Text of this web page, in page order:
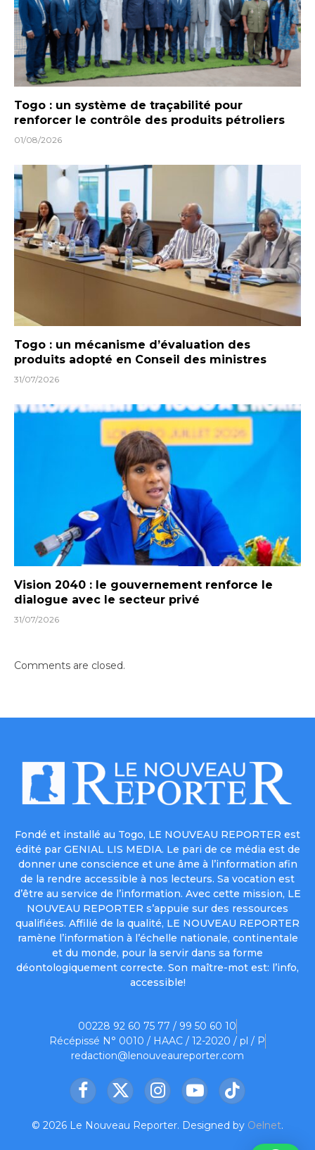
Togo : un système de traçabilité pour
renforcer le contrôle des produits pétroliers
01/08/2026
Togo : un mécanisme d’évaluation des
produits adopté en Conseil des ministres
31/07/2026
Vision 2040 : le gouvernement renforce le
dialogue avec le secteur privé
31/07/2026
Comments are closed.
Fondé et installé au Togo, LE NOUVEAU REPORTER est
édité par GENIAL LIS MEDIA. Le pari de ce média est de
donner une conscience et une âme à l’information afin
de la rendre accessible à nos lecteurs. Sa vocation est
d’être au service de l’information. Avec cette mission, LE
NOUVEAU REPORTER s’appuie sur des ressources
qualifiées. Affilié de la qualité, LE NOUVEAU REPORTER
ramène l’information à l’échelle nationale, continentale
et du monde, pour la servir dans sa forme
déontologiquement correcte. Son maître-mot est: l’info,
accessible!
00228 92 60 75 77 / 99 50 60 10
Récépissé N° 0010 / HAAC / 12-2020 / pl / P
redaction@lenouveaureporter.com
Facebook
X
InstagramYouTubeTikTok
© 2026 Le Nouveau Reporter. Designed by Oelnet.